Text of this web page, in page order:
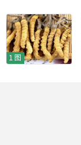
1图